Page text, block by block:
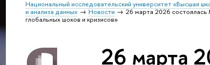
Национальный исследовательский университет «Высшая
и анализа данных
Новости
26 марта 2026
глобальных шоков и кризисов»
26 марта